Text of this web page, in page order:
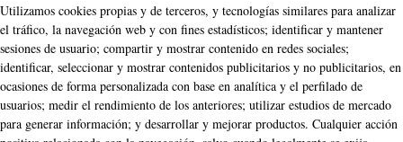
Utilizamos cookies propias y de terceros, y tecnologías similares para analizar
el tráfico, la navegación web y con fines estadísticos; identificar y mantener
sesiones de usuario; compartir y mostrar contenido en redes sociales;
identificar, seleccionar y mostrar contenidos publicitarios y no publicitarios, en
ocasiones de forma personalizada con base en analítica y el perfilado de
usuarios; medir el rendimiento de los anteriores; utilizar estudios de mercado
para generar información; y desarrollar y mejorar productos. Cualquier acción